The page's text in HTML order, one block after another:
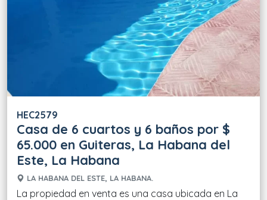
HEC2579
Casa de 6 cuartos y 6 baños por $
65.000 en Guiteras, La Habana del
Este, La Habana
LA HABANA DEL ESTE, LA HABANA.
La propiedad en venta es una casa ubicada en La